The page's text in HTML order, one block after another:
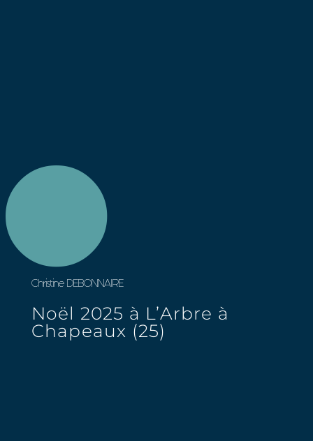
Christine DEBONNAIRE
Noël 2025 à L’Arbre à
Chapeaux (25)